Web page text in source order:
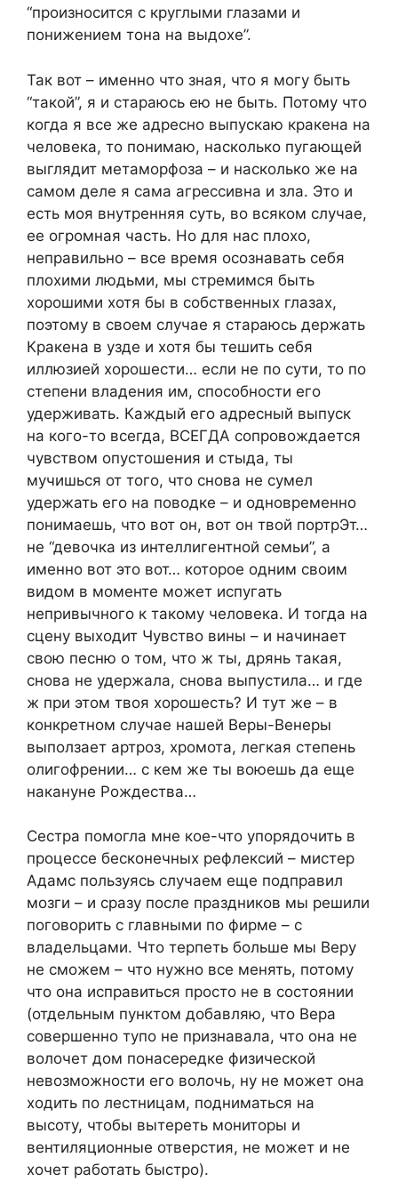
“произносится с круглыми глазами и
понижением тона на выдохе”.
Так вот – именно что зная, что я могу быть
“такой”, я и стараюсь ею не быть. Потому что
когда я все же адресно выпускаю кракена на
человека, то понимаю, насколько пугающей
выглядит метаморфоза – и насколько же на
самом деле я сама агрессивна и зла. Это и
есть моя внутренняя суть, во всяком случае,
ее огромная часть. Но для нас плохо,
неправильно – все время осознавать себя
плохими людьми, мы стремимся быть
хорошими хотя бы в собственных глазах,
поэтому в своем случае я стараюсь держать
Кракена в узде и хотя бы тешить себя
иллюзией хорошести… если не по сути, то по
степени владения им, способности его
удерживать. Каждый его адресный выпуск
на кого-то всегда, ВСЕГДА сопровождается
чувством опустошения и стыда, ты
мучишься от того, что снова не сумел
удержать его на поводке – и одновременно
понимаешь, что вот он, вот он твой портрЭт…
не “девочка из интеллигентной семьи”, а
именно вот это вот… которое одним своим
видом в моменте может испугать
непривычного к такому человека. И тогда на
сцену выходит Чувство вины – и начинает
свою песню о том, что ж ты, дрянь такая,
снова не удержала, снова выпустила… и где
ж при этом твоя хорошесть? И тут же – в
конкретном случае нашей Веры-Венеры
выползает артроз, хромота, легкая степень
олигофрении… с кем же ты воюешь да еще
накануне Рождества…
Сестра помогла мне кое-что упорядочить в
процессе бесконечных рефлексий – мистер
Адамс пользуясь случаем еще подправил
мозги – и сразу после праздников мы решили
поговорить с главными по фирме – с
владельцами. Что терпеть больше мы Веру
не сможем – что нужно все менять, потому
что она исправиться просто не в состоянии
(отдельным пунктом добавляю, что Вера
совершенно тупо не признавала, что она не
волочет дом понасередке физической
невозможности его волочь, ну не может она
ходить по лестницам, подниматься на
высоту, чтобы вытереть мониторы и
вентиляционные отверстия, не может и не
хочет работать быстро).